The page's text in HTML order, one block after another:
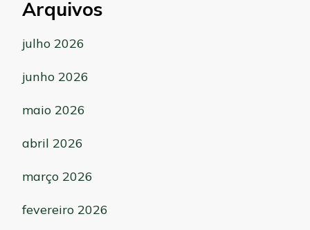
Arquivos
julho 2026
junho 2026
maio 2026
abril 2026
março 2026
fevereiro 2026